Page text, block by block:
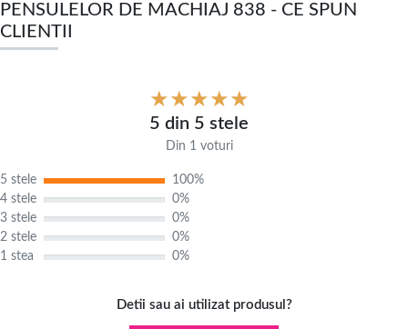
PENSULELOR DE MACHIAJ 838 - CE SPUN
CLIENTII
5 din 5 stele
Din 1 voturi
5 stele
100%
4 stele
0%
3 stele
0%
2 stele
0%
1 stea
0%
Detii sau ai utilizat produsul?